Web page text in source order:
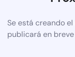
Se está creando
publicará en breve